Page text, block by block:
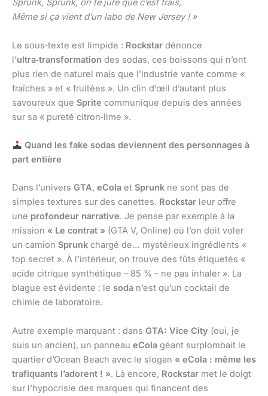
Sprunk, Sprunk, on te jure que c’est frais,
Même si ça vient d’un labo de New Jersey ! »
Le sous‑texte est limpide : Rockstar dénonce
l’ultra‑transformation des sodas, ces boissons qui n’ont
plus rien de naturel mais que l’industrie vante comme «
fraîches » et « fruitées ». Un clin d’œil d’autant plus
savoureux que Sprite communique depuis des années
sur sa « pureté citron‑lime ».
Quand les fake sodas deviennent des personnages à
part entière
Dans l’univers GTA, eCola et Sprunk ne sont pas de
simples textures sur des canettes. Rockstar leur offre
une profondeur narrative. Je pense par exemple à la
mission « Le contrat » (GTA V, Online) où l’on doit voler
un camion Sprunk chargé de… mystérieux ingrédients «
top secret ». À l’intérieur, on trouve des fûts étiquetés «
acide citrique synthétique – 85 % – ne pas inhaler ». La
blague est évidente : le soda n’est qu’un cocktail de
chimie de laboratoire.
Autre exemple marquant : dans GTA: Vice City (oui, je
suis un ancien), un panneau eCola géant surplombait le
quartier d’Ocean Beach avec le slogan « eCola : même les
trafiquants l’adorent ! ». Là encore, Rockstar met le doigt
sur l’hypocrisie des marques qui financent des